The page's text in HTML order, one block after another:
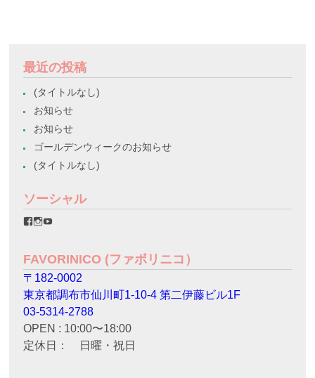
最近の投稿
(タイトルなし)
お知らせ
お知らせ
ゴールデンウィークのお知らせ
(タイトルなし)
ソーシャル
favorinico.jp
プ
ロ
フ
ィ
ー
ル
を
Facebook
で
表
favorinico.jp
プ
ロ
フ
ィ
ー
ル
を
Instagram
で
表
プ
ロ
フ
ィ
ー
ル
を
YouTube
で
表
FAVORINICO (ファボリニコ）
〒182-0002
東京都調布市仙川町1-10-4 第二伊藤ビル1F
03-5314-2788
OPEN : 10:00〜18:00
定休日： 日曜・祝日